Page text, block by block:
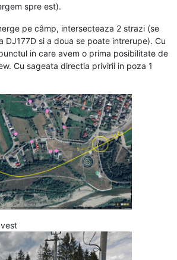
spre est).
pe câmp, intersecteaza 2 strazi (se
DJ177D si a doua se poate intrerupe). Cu
in care avem o prima posibilitate de
Cu sageata directia privirii in poza 1